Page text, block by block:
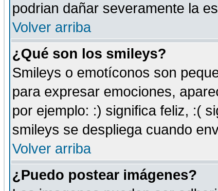
podrian dañar severamente la
Volver arriba
¿Qué son los smileys?
Smileys o emotíconos son
para expresar emociones,
por ejemplo: :) significa feliz, :(
smileys se despliega cuando
Volver arriba
¿Puedo postear imágenes?